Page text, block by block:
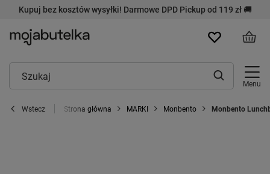
Kupuj bez kosztów wysyłki! Darmowe DPD Pickup od 119 zł 🚚
Menu
Wstecz Strona główna MARKI Monbento Monbento